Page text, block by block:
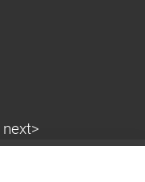
next>